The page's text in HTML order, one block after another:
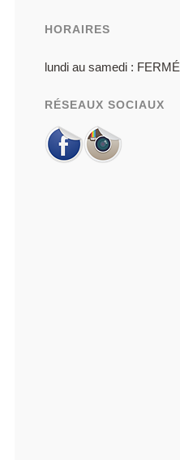
HORAIRES
lundi au samedi : FERMÉ
RÉSEAUX SOCIAUX